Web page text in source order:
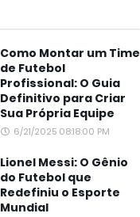
Como Montar um Time
de Futebol
Profissional: O Guia
Definitivo para Criar
Sua Própria Equipe
6/21/2025 08:18:00 PM
Lionel Messi: O Gênio
do Futebol que
Redefiniu o Esporte
Mundial